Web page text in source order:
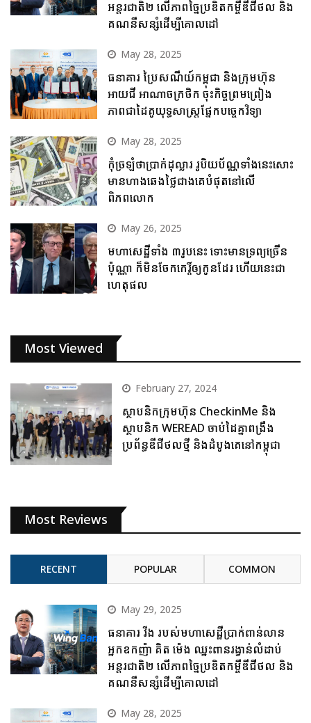
អន្តរជាតិ២ លើភាពច្នៃប្រឌិតកម្ចីឌីជីថល និង
គណនីសន្សំដើម្បីគោលដៅ
May 28, 2025
ធនាគារ ប្រៃសណីយ៍កម្ពុជា និងក្រុមហ៊ុន
អាយជី អាណាចក្រថិក ចុះកិច្ចព្រមព្រៀង
ភាពជាដៃគូយុទ្ធសាស្ត្រផ្នែកបច្ចេកវិទ្យា
May 28, 2025
កុំច្រឡំថាប្រាក់ដុល្លារ រូបិយប័ណ្ណទាំងនេះសោះ
មានហាងឆេងថ្លៃជាងគេបំផុតនៅលើ
ពិភពលោក
May 26, 2025
មហាសេដ្ឋីទាំង ៣រូបនេះ ទោះមានទ្រព្យច្រើន
ប៉ុណ្ណា ក៏មិនចែកកេរ្តិ៍ឲ្យកូនដែរ ហើយនេះជា
ហេតុផល
Most Viewed
February 27, 2024
ស្ថាបនិកក្រុមហ៊ុន CheckinMe និង
ស្ថាបនិក WEREAD ចាប់ដៃគ្នាពង្រឹង
ប្រព័ន្ធឌីជីថលថ្មី និងដំបូងគេនៅកម្ពុជា
Most Reviews
RECENT POPULAR COMMON
May 29, 2025
ធនាគារ វីង របស់មហាសេដ្ឋីប្រាក់ពាន់លាន
អ្នកឧកញ៉ា គិត ម៉េង ឈ្នះពានរង្វាន់លំដាប់
អន្តរជាតិ២ លើភាពច្នៃប្រឌិតកម្ចីឌីជីថល និង
គណនីសន្សំដើម្បីគោលដៅ
May 28, 2025